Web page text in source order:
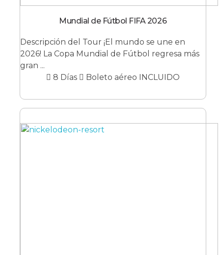
Mundial de Fútbol FIFA 2026
Descripción del Tour ¡El mundo se une en
2026! La Copa Mundial de Fútbol regresa más
gran ...
8 Días
Boleto aéreo INCLUIDO